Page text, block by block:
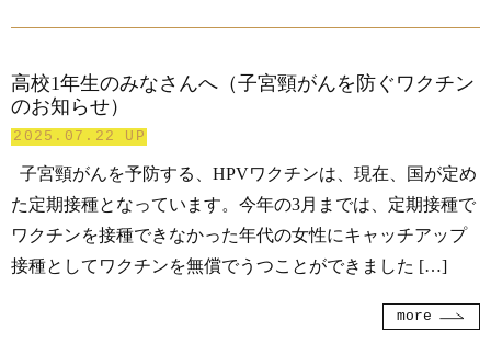
高校1年生のみなさんへ（子宮頸がんを防ぐワクチン
のお知らせ）
2025.07.22 UP
子宮頸がんを予防する、HPVワクチンは、現在、国が定め
た定期接種となっています。今年の3月までは、定期接種で
ワクチンを接種できなかった年代の女性にキャッチアップ
接種としてワクチンを無償でうつことができました […]
more